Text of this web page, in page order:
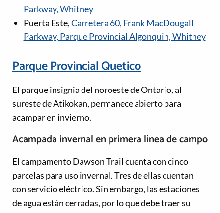
Parkway, Whitney
Puerta Este,Carretera 60, Frank MacDougall
Parkway, Parque Provincial Algonquin, Whitney
Parque Provincial Quetico
El parque insignia del noroeste de Ontario, al
sureste de Atikokan, permanece abierto para
acampar en invierno.
Acampada invernal en primera línea de campo
El campamento Dawson Trail cuenta con cinco
parcelas para uso invernal. Tres de ellas cuentan
con servicio eléctrico. Sin embargo, las estaciones
de agua están cerradas, por lo que debe traer su